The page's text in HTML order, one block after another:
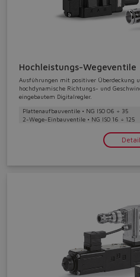
Do you want to
configurator?
The running
Hochleistungs-Wegeventile
Ausführungen mit positiver Überdeckung
hochdynamische Richtungs- und
eingebautem Digitalregler.
Plattenaufbauventile • NG ISO 06 ÷ 35
2-Wege-Einbauventile • NG ISO 16 ÷ 125